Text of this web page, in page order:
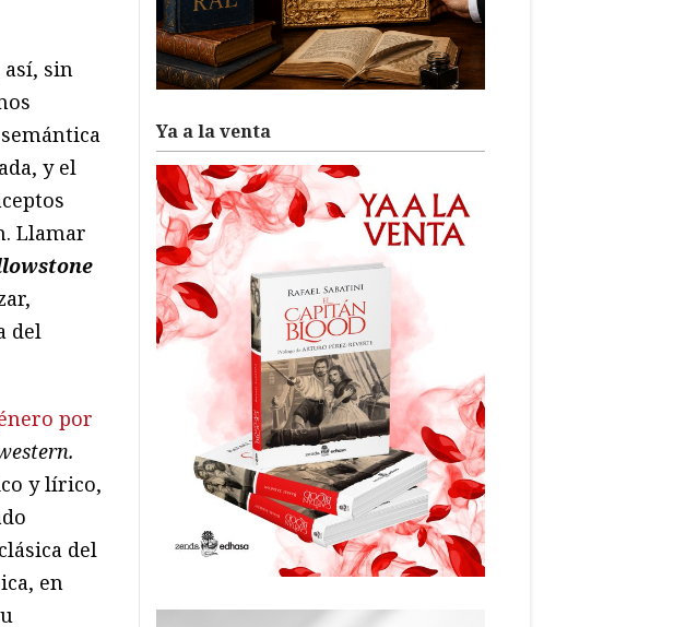
así, sin
y el
Llamar
del
por
y lírico,
del
en
Ya a la venta